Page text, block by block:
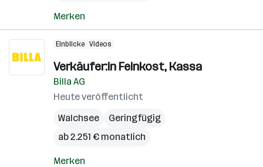
Merken
Einblicke Videos
Verkäufer:in Feinkost, Kassa
Billa AG
Heute veröffentlicht
Walchsee
Geringfügig
ab 2.251 € monatlich
Merken